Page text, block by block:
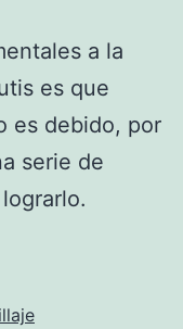
a la
es que
es debido, por
serie de